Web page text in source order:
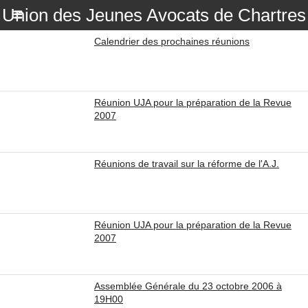
Union des Jeunes Avocats de Chartres
Calendrier des prochaines réunions
Réunion UJA pour la préparation de la Revue
2007
Réunions de travail sur la réforme de l'A.J.
Réunion UJA pour la préparation de la Revue
2007
Assemblée Générale du 23 octobre 2006 à
19H00